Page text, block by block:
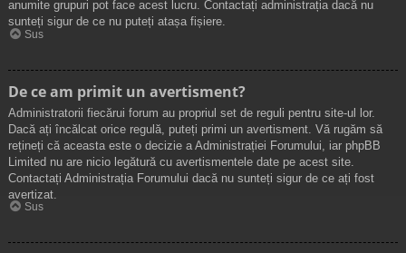
anumite grupuri pot face acest lucru. Contactați administrația dacă nu
sunteți sigur de ce nu puteți atașa fișiere.
Sus
De ce am primit un avertisment?
Administratorii fiecărui forum au propriul set de reguli pentru site-ul lor.
Dacă ați încălcat orice regulă, puteți primi un avertisment. Vă rugăm să
rețineți că aceasta este o decizie a Administrației Forumului, iar phpBB
Limited nu are nicio legătură cu avertismentele date pe acest site.
Contactați Administrația Forumului dacă nu sunteți sigur de ce ați fost
avertizat.
Sus